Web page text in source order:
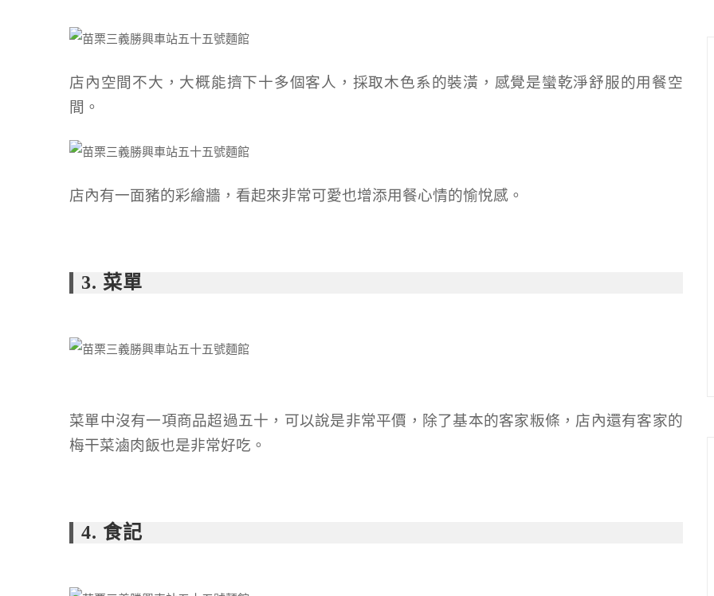
店內空間不大，大概能擠下十多個客人，採取木色系的裝潢，感覺是蠻乾淨舒服的用餐空
間。
店內有一面豬的彩繪牆，看起來非常可愛也增添用餐心情的愉悅感。
3. 菜單
菜單中沒有一項商品超過五十，可以說是非常平價，除了基本的客家粄條，店內還有客家的
梅干菜滷肉飯也是非常好吃。
4. 食記